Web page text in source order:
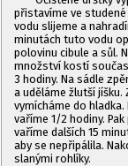
přistavíme ve studené
vodu slijeme a
minutách tuto vodu
polovinu cibule a sůl.
množství kostí
3 hodiny. Na sádle
a uděláme žlutší
vymícháme do
vaříme 1/2 hodiny.
vaříme dalších 15
aby se nepřipálila.
slanými rohlíky.